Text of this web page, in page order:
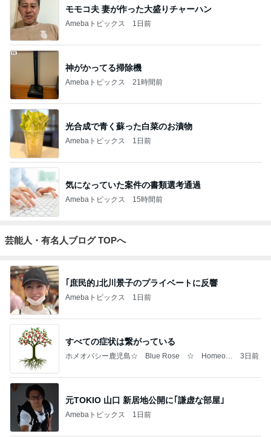
モモコ夫 妻が作った大盛りチャーハン
Amebaトピックス 1日前
神がかってる掃除機
Amebaトピックス 21時間前
光合成で青く蘇った白菜のお漬物
Amebaトピックス 1日前
気になっていた案件の書類選考通過
Amebaトピックス 15時間前
芸能人・有名人ブログ TOPへ
｢庶民的｣北川景子のプライベートに反響
Amebaトピックス 1日前
すべての症状は繋がっている
ホメオパシー鹿児島☆ Blue Rose ☆ Homeop
3日前
元TOKIO 山口 新居地公開に｢謙虚な部屋｣
Amebaトピックス 1日前